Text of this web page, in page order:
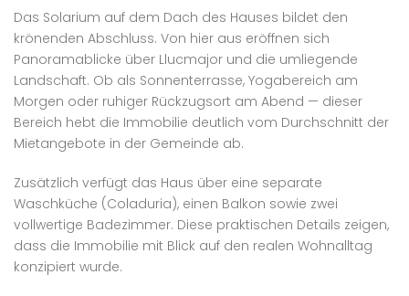
Das Solarium auf dem Dach des Hauses bildet den
krönenden Abschluss. Von hier aus eröffnen sich
Panoramablicke über Llucmajor und die umliegende
Landschaft. Ob als Sonnenterrasse, Yogabereich am
Morgen oder ruhiger Rückzugsort am Abend — dieser
Bereich hebt die Immobilie deutlich vom Durchschnitt der
Mietangebote in der Gemeinde ab.
Zusätzlich verfügt das Haus über eine separate
Waschküche (Coladuria), einen Balkon sowie zwei
vollwertige Badezimmer. Diese praktischen Details zeigen,
dass die Immobilie mit Blick auf den realen Wohnalltag
konzipiert wurde.